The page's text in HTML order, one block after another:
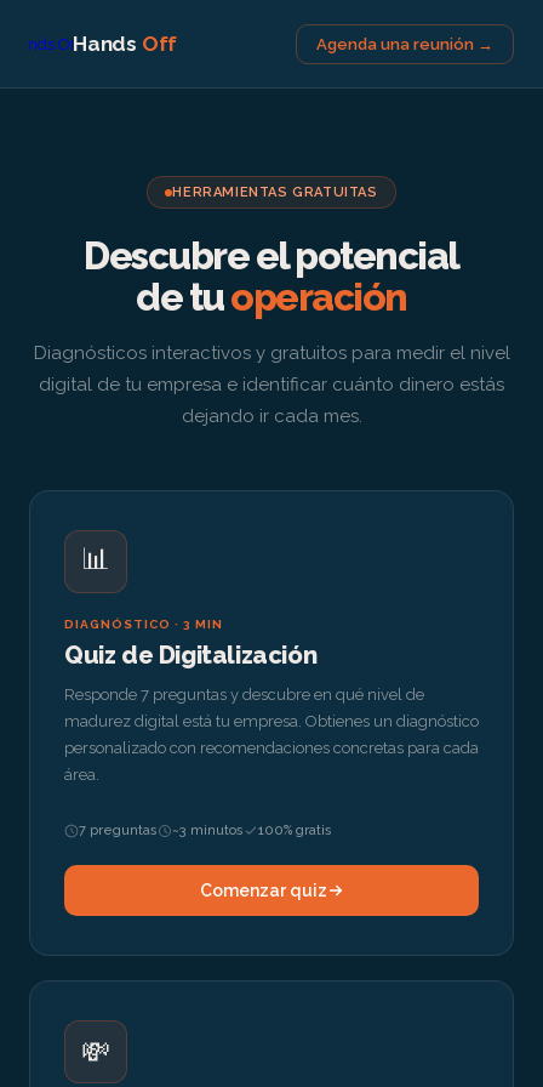
Hands Off Agenda una reunión →
HERRAMIENTAS GRATUITAS
Descubre el potencial
de tuoperación
Diagnósticos interactivos y gratuitos para medir el nivel
digital de tu empresa e identificar cuánto dinero estás
dejando ir cada mes.
📊
DIAGNÓSTICO · 3 MIN
Quiz de Digitalización
Responde 7 preguntas y descubre en qué nivel de
madurez digital está tu empresa. Obtienes un diagnóstico
personalizado con recomendaciones concretas para cada
área.
7 preguntas ~3 minutos 100% gratis
Comenzar quiz
💸